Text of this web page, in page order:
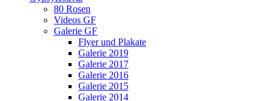
80 Rosen
Videos GF
Galerie GF
Flyer und Plakate
Galerie 2019
Galerie 2017
Galerie 2016
Galerie 2015
Galerie 2014